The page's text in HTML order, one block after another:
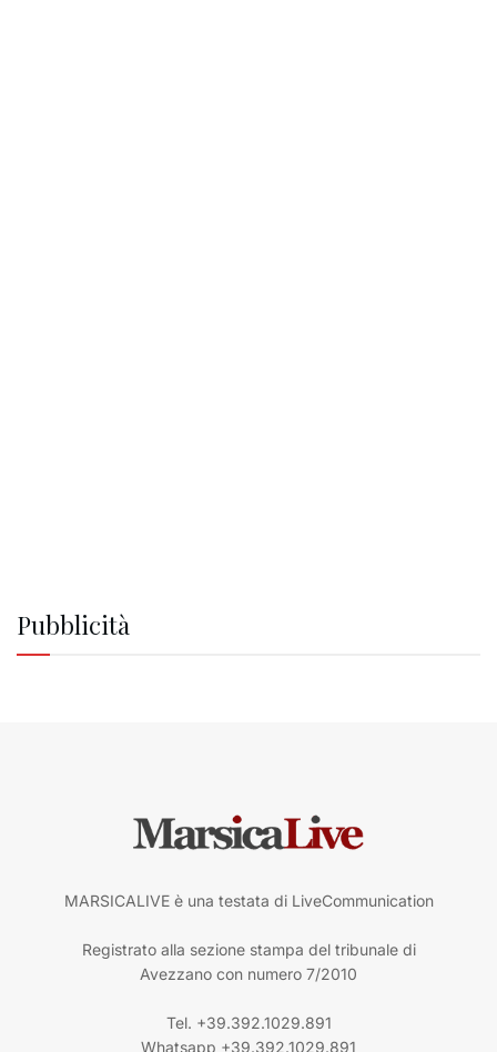
Pubblicità
MARSICALIVE è una testata di LiveCommunication
Registrato alla sezione stampa del tribunale di
Avezzano con numero 7/2010
Tel. +39.392.1029.891
Whatsapp +39.392.1029.891